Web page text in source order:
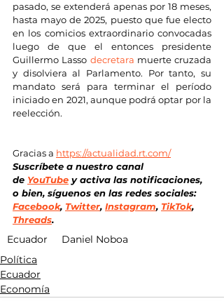
pasado, se extenderá apenas por 18 meses,
hasta mayo de 2025, puesto que fue electo
en los comicios extraordinario convocadas
luego de que el entonces presidente
Guillermo Lasso decretara muerte cruzada
y disolviera al Parlamento. Por tanto, su
mandato será para terminar el período
iniciado en 2021, aunque podrá optar por la
reelección.
Gracias a https://actualidad.rt.com/
Suscríbete a nuestro canal
de YouTube y activa las notificaciones,
o bien, síguenos en las redes sociales:
Facebook, Twitter, Instagram, TikTok,
Threads.
Ecuador
Daniel Noboa
Política
Ecuador
Economía